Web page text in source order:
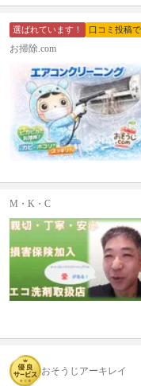
選ばれています！ 口コミ投稿
お掃除.com
M・K・C
おそうじアーキレイ